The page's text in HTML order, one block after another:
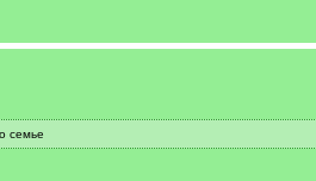
семье